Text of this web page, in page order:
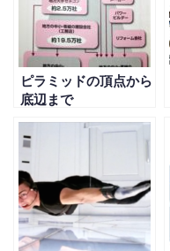
ピラミッドの頂点から
底辺まで